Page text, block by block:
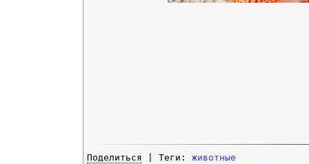
Поделиться | Теги: животные